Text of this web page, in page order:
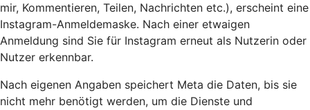
mir, Kommentieren, Teilen, Nachrichten etc.), erscheint eine
Instagram-Anmeldemaske. Nach einer etwaigen
Anmeldung sind Sie für Instagram erneut als Nutzerin oder
Nutzer erkennbar.
Nach eigenen Angaben speichert Meta die Daten, bis sie
nicht mehr benötigt werden, um die Dienste und